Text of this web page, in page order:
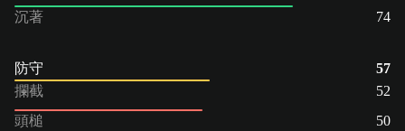
沉著
74
防守
57
攔截
52
頭槌
50